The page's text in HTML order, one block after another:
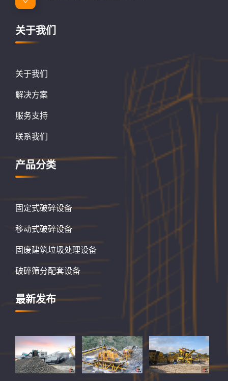
关于我们
关于我们
解决方案
服务支持
联系我们
产品分类
固定式破碎设备
移动式破碎设备
固废建筑垃圾处理设备
破碎筛分配套设备
最新发布